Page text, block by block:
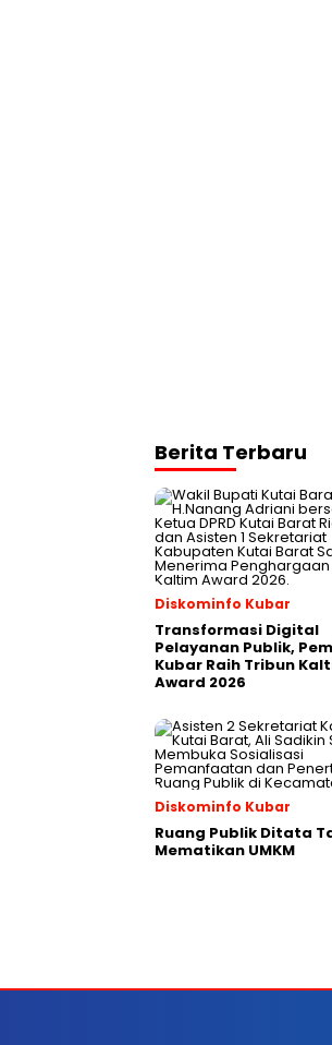
Berita Terbaru
Diskominfo Kubar
Transformasi Digital
Pelayanan Publik,
Kubar Raih Tribun
Award 2026
Diskominfo Kubar
Ruang Publik Ditata
Mematikan UMKM